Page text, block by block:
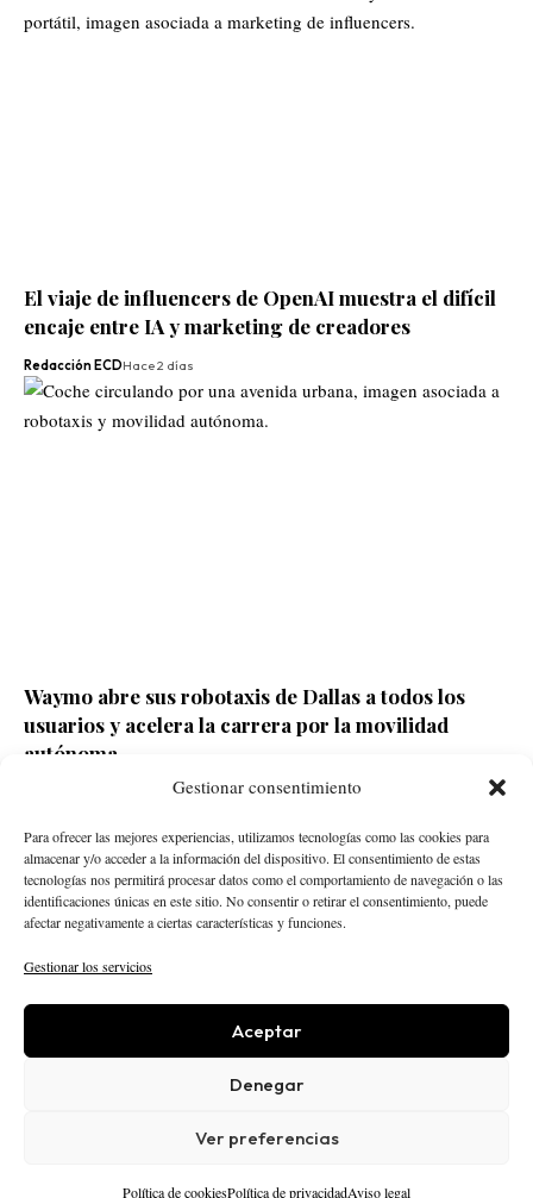
Gestionar consentimiento
Para ofrecer las mejores experiencias, utilizamos tecnologías como las cookies para
almacenar y/o acceder a la información del dispositivo. El consentimiento de estas
tecnologías nos permitirá procesar datos como el comportamiento de navegación o las
identificaciones únicas en este sitio. No consentir o retirar el consentimiento, puede
afectar negativamente a ciertas características y funciones.
Gestionar los servicios
Aceptar
Denegar
Ver preferencias
Política de cookiesPolítica de privacidadAviso legal
El viaje de influencers de OpenAI muestra el difícil
encaje entre IA y marketing de creadores
Redacción ECDHace 2 días
Waymo abre sus robotaxis de Dallas a todos los
usuarios y acelera la carrera por la movilidad
autónoma
Hace 2 días
INTELIGENCIA ARTIFICIAL
CREATOR ECONOMY
ROBÓTICA
NEGOCIOS
ECONOMÍA
ACTUALIDAD
AVISO LEGAL
PRIVACIDAD